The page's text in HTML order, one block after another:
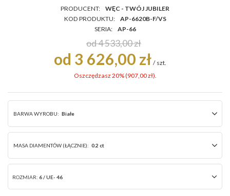
PRODUCENT:
WĘC - TWÓJ JUBILER
KOD PRODUKTU:
AP-6620B-F/VS
SERIA:
AP-66
od 4 533,00 zł
od 3 626,00 zł / szt.
Oszczędzasz 20% (907,00 zł).
BARWA WYROBU: Białe
MASA DIAMENTÓW (ŁĄCZNIE): 0.2 ct
ROZMIAR: 6 / UE- 46